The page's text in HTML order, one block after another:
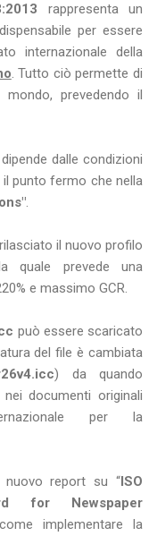
rappresenta un
per essere
internazionale della
. Tutto ciò permette di
prevedendo il
dalle condizioni
punto fermo che nella
.
il nuovo profilo
quale prevede una
e massimo GCR.
può essere scaricato
del file è cambiata
) da quando
documenti originali
per la
report su “ISO
for Newspaper
implementare la